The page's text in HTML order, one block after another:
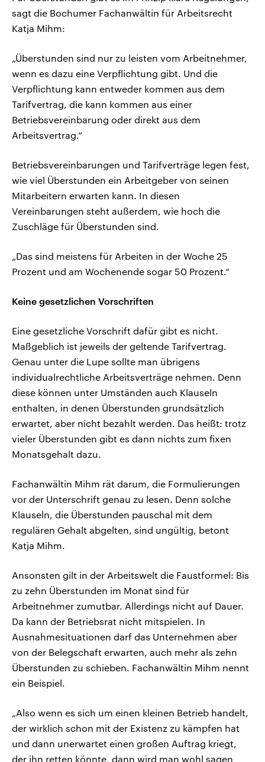
sagt die Bochumer Fachanwältin für Arbeitsrecht
Katja Mihm:
„Überstunden sind nur zu leisten vom Arbeitnehmer,
wenn es dazu eine Verpflichtung gibt. Und die
Verpflichtung kann entweder kommen aus dem
Tarifvertrag, die kann kommen aus einer
Betriebsvereinbarung oder direkt aus dem
Arbeitsvertrag.“
Betriebsvereinbarungen und Tarifverträge legen fest,
wie viel Überstunden ein Arbeitgeber von seinen
Mitarbeitern erwarten kann. In diesen
Vereinbarungen steht außerdem, wie hoch die
Zuschläge für Überstunden sind.
„Das sind meistens für Arbeiten in der Woche 25
Prozent und am Wochenende sogar 50 Prozent.“
Keine gesetzlichen Vorschriften
Eine gesetzliche Vorschrift dafür gibt es nicht.
Maßgeblich ist jeweils der geltende Tarifvertrag.
Genau unter die Lupe sollte man übrigens
individualrechtliche Arbeitsverträge nehmen. Denn
diese können unter Umständen auch Klauseln
enthalten, in denen Überstunden grundsätzlich
erwartet, aber nicht bezahlt werden. Das heißt: trotz
vieler Überstunden gibt es dann nichts zum fixen
Monatsgehalt dazu.
Fachanwältin Mihm rät darum, die Formulierungen
vor der Unterschrift genau zu lesen. Denn solche
Klauseln, die Überstunden pauschal mit dem
regulären Gehalt abgelten, sind ungültig, betont
Katja Mihm.
Ansonsten gilt in der Arbeitswelt die Faustformel: Bis
zu zehn Überstunden im Monat sind für
Arbeitnehmer zumutbar. Allerdings nicht auf Dauer.
Da kann der Betriebsrat nicht mitspielen. In
Ausnahmesituationen darf das Unternehmen aber
von der Belegschaft erwarten, auch mehr als zehn
Überstunden zu schieben. Fachanwältin Mihm nennt
ein Beispiel.
„Also wenn es sich um einen kleinen Betrieb handelt,
der wirklich schon mit der Existenz zu kämpfen hat
und dann unerwartet einen großen Auftrag kriegt,
der ihn retten könnte, dann wird man wohl sagen